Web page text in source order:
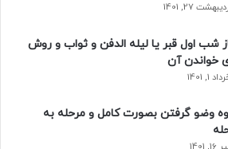
27, 1401
شب اول قبر یا لیله الدفن و ثواب و روش
خواندن آن
1, 1401
وضو گرفتن بصورت کامل و مرحله به